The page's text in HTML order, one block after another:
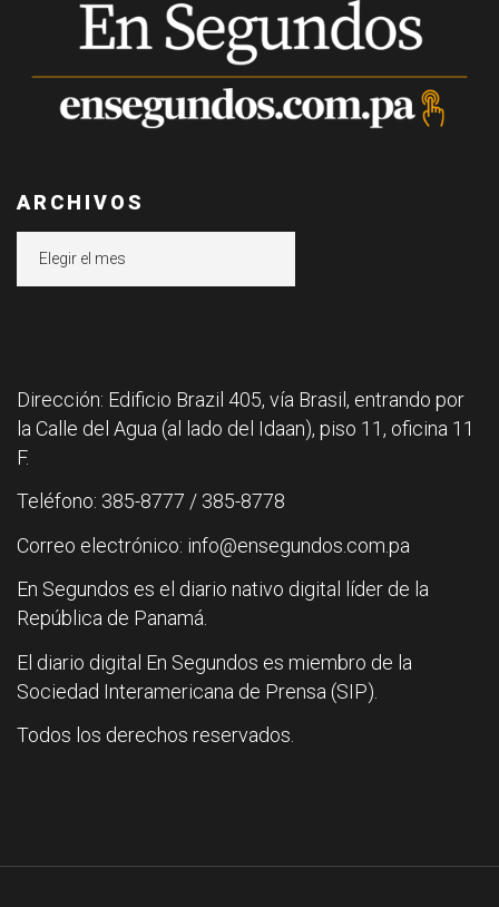
ARCHIVOS
Dirección: Edificio Brazil 405, vía Brasil, entrando por
la Calle del Agua (al lado del Idaan), piso 11, oficina 11
F.
Teléfono: 385-8777 / 385-8778
Correo electrónico: info@ensegundos.com.pa
En Segundos es el diario nativo digital líder de la
República de Panamá.
El diario digital En Segundos es miembro de la
Sociedad Interamericana de Prensa (SIP).
Todos los derechos reservados.